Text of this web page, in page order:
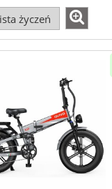
życzeń